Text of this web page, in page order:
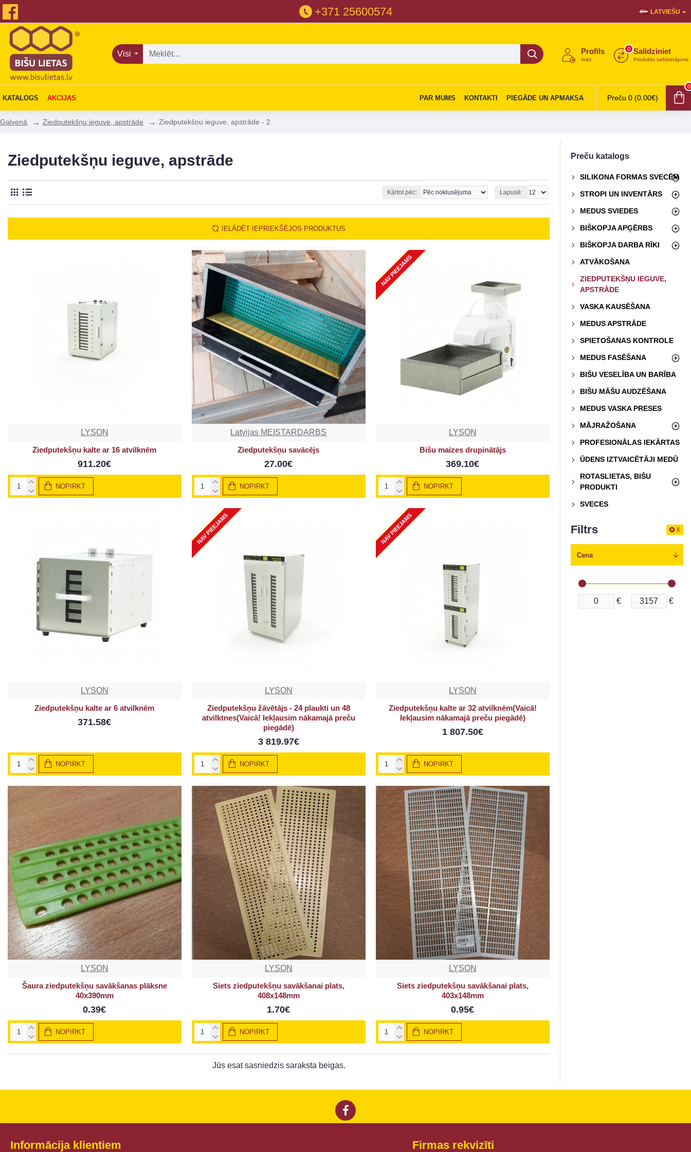
+371 25600574 LATVIEŠU
Visi Profils
Ieiet
Salīdziniet
Produktu salīdzinājums
0
KATALOGS AKCIJAS PAR MUMS KONTAKTI PIEGĀDE UN APMAKSA Preču 0 (0.00€)
0
Galvenā Ziedputekšņu ieguve, apstrāde Ziedputekšņu ieguve, apstrāde - 2
Ziedputekšņu ieguve, apstrāde
Kārtot pēc: Lapusē:
IELĀDĒT IEPRIEKŠĒJOS PRODUKTUS
LYSON
Ziedputekšņu kalte ar 16 atvilknēm
911.20€
NOPIRKT
Latvijas MEISTARDARBS
Ziedputekšņu savācējs
27.00€
NOPIRKT
NAV PIEEJAMS
LYSON
Bišu maizes drupinātājs
369.10€
NOPIRKT
LYSON
Ziedputekšņu kalte ar 6 atvilknēm
371.58€
NOPIRKT
NAV PIEEJAMS
LYSON
Ziedputekšņu žāvētājs - 24 plaukti un 48
atvilktnes(Vaicā! Iekļausim nākamajā preču
piegādē)
3 819.97€
NOPIRKT
NAV PIEEJAMS
LYSON
Ziedputekšņu kalte ar 32 atvilknēm(Vaicā!
Iekļausim nākamajā preču piegādē)
1 807.50€
NOPIRKT
LYSON
Šaura ziedputekšņu savākšanas plāksne
40x390mm
0.39€
NOPIRKT
LYSON
Siets ziedputekšņu savākšanai plats,
408x148mm
1.70€
NOPIRKT
LYSON
Siets ziedputekšņu savākšanai plats,
403x148mm
0.95€
NOPIRKT
Jūs esat sasniedzis saraksta beigas.
Preču katalogs
SILIKONA FORMAS SVECĒM
STROPI UN INVENTĀRS
MEDUS SVIEDES
BIŠKOPJA APĢĒRBS
BIŠKOPJA DARBA RĪKI
ATVĀKOŠANA
ZIEDPUTEKŠŅU IEGUVE,
APSTRĀDE
VASKA KAUSĒŠANA
MEDUS APSTRĀDE
SPIETOŠANAS KONTROLE
MEDUS FASĒŠANA
BIŠU VESELĪBA UN BARĪBA
BIŠU MĀŠU AUDZĒŠANA
MEDUS VASKA PRESES
MĀJRAŽOŠANA
PROFESIONĀLAS IEKĀRTAS
ŪDENS IZTVAICĒTĀJI MEDŪ
ROTASLIETAS, BIŠU
PRODUKTI
SVECES
Filtrs X
Cena
€ €
Informācija klientiem Firmas rekvizīti